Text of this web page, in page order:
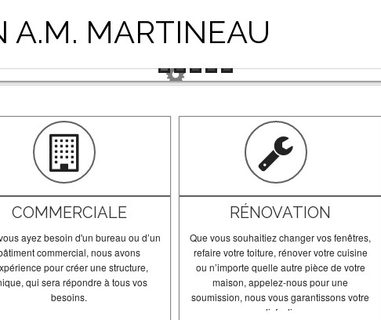
A.M. MARTINEAU
COMMERCIALE
ayez besoin d'un bureau ou d’un
commercial, nous avons
pour créer une structure,
qui sera répondre à tous vos
besoins.
RÉNOVATION
Que vous souhaitiez changer vos fenêtres,
refaire votre toiture, rénover votre cuisine
ou n’importe quelle autre pièce de votre
maison, appelez-nous pour une
soumission, nous vous garantissons votre
satisfaction.